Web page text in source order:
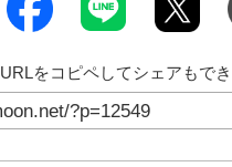
URLをコピペしてシェアもでき